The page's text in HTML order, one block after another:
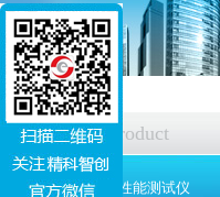
产品中心 Product
材料电学性能测试仪